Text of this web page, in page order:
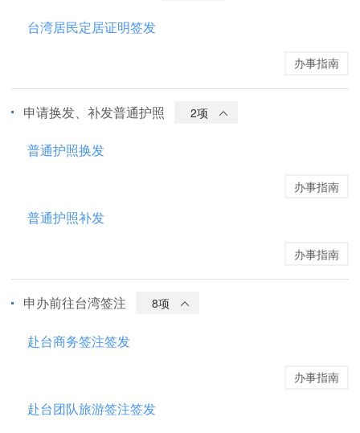
台湾居民定居证明签发
办事指南
申请换发、补发普通护照 2项
普通护照换发
办事指南
普通护照补发
办事指南
申办前往台湾签注 8项
赴台商务签注签发
办事指南
赴台团队旅游签注签发